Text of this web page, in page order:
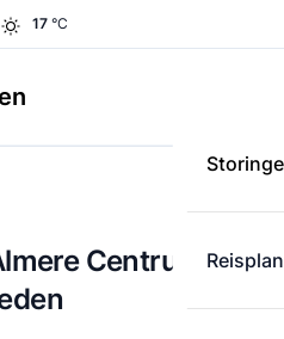
17 °C
Centrum